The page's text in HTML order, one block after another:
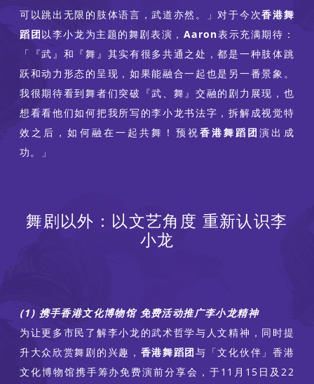
可以跳出无限的肢体语言，武道亦然。」对于今次香港舞
蹈团以李小龙为主题的舞剧表演， Aaron表示充满期待：
「『武』和『舞』其实有很多共通之处，都是一种肢体跳
跃和动力形态的呈现，如果能融合一起也是另一番景象。
我很期待看到舞者们突破『武、舞』交融的剧力展现，也
想看看他们如何把我所写的李小龙书法字，拆解成视觉特
效之后，如何融在一起共舞！预祝香港舞蹈团演出成
功。」
舞剧以外：以文艺角度 重新认识李
小龙
(1) 携手香港文化博物馆 免费活动推广李小龙精神
为让更多市民了解李小龙的武术哲学与人文精神，同时提
升大众欣赏舞剧的兴趣， 香港舞蹈团与「文化伙伴」香港
文化博物馆携手筹办免费演前分享会，于11月15日及22